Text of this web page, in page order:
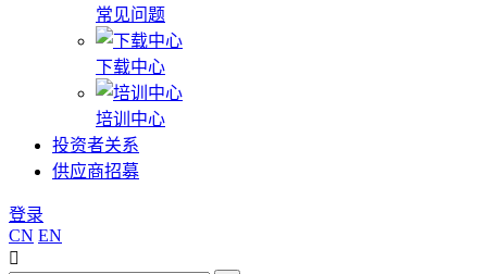
常见问题
下载中心
培训中心
投资者关系
供应商招募
登录
CN EN